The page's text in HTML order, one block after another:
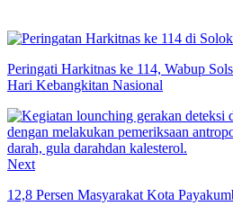
Peringati Harkitnas ke 114, Wabup
Hari Kebangkitan Nasional
Next
12,8 Persen Masyarakat Kota